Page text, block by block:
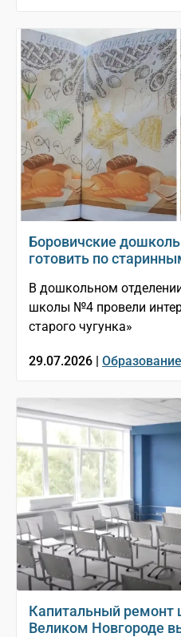
Боровичские
готовить по
В дошкольном
школы №4 провели
старого чугунка»
29.07.2026 | Образование
Капитальный
Великом Новгороде